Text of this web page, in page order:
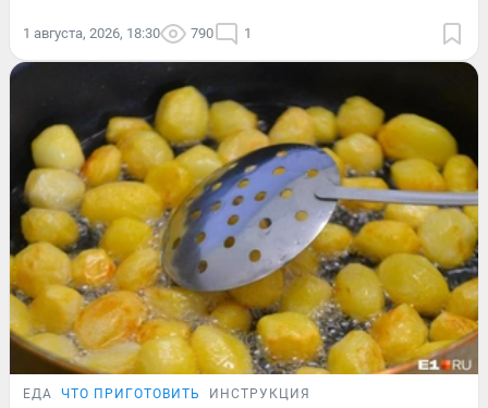
1 августа, 2026, 18:30 790 1
ЕДА ЧТО ПРИГОТОВИТЬ ИНСТРУКЦИЯ